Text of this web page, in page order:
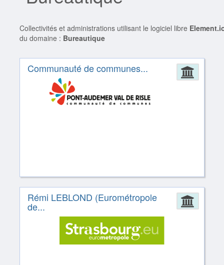
Collectivités et administrations utilisant le logiciel libre
du domaine : Bureautique
Communauté de communes...
Rémi LEBLOND (Eurométropole
de...